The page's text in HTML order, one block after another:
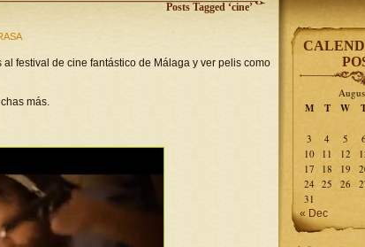
Posts Tagged ‘cine’
festival de cine fantástico de Málaga y ver pelis como
más. M T W
3
4 5 6
10 11 12
17
18 19
24 25 26
31
« Dec